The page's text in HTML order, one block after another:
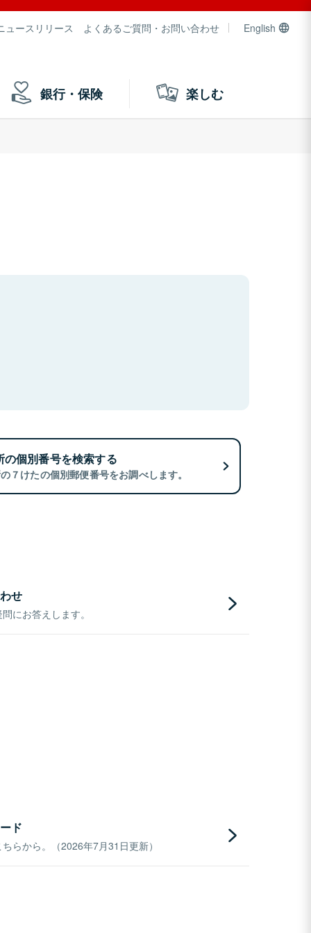
ュースリリース よくあるご質問・お問い合わせ English
銀行・保険 楽しむ
の個別番号を検索する
７けたの個別郵便番号をお調べします。
せ
にお答えします。
ド
らから。（2026年7月31日更新）